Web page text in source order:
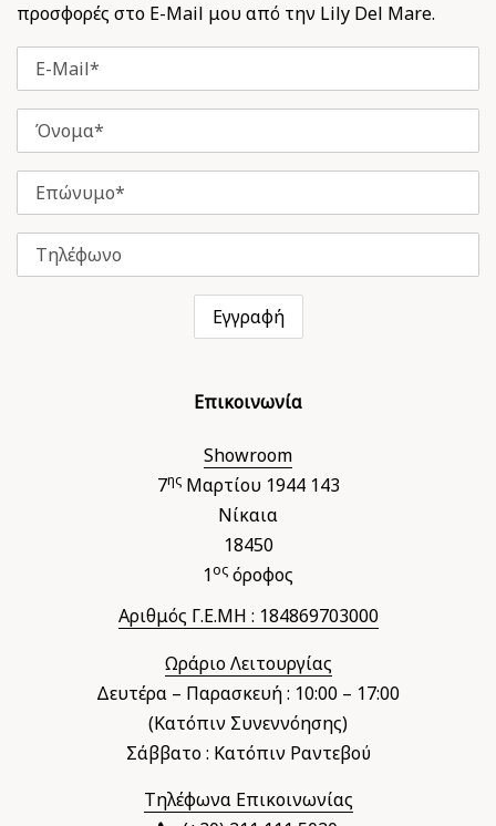
προσφορές στο E-Mail μου από την Lily Del Mare.
Επικοινωνία
Showroom
7ηςΜαρτίου 1944 143
Νίκαια
18450
1ος όροφος
Αριθμός Γ.Ε.ΜΗ : 184869703000
Ωράριο Λειτουργίας
Δευτέρα – Παρασκευή : 10:00 – 17:00
(Κατόπιν Συνεννόησης)
Σάββατο : Κατόπιν Ραντεβού
Τηλέφωνα Επικοινωνίας